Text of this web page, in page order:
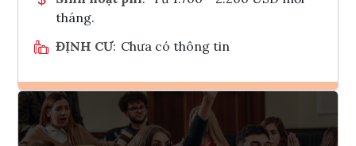
tháng.
ĐỊNH CƯ: Chưa có thông tin
Ghi danh